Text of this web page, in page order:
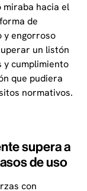
hacia el
de
y engorroso
un listón
y cumplimiento
que pudiera
normativos.
supera a
de uso
con